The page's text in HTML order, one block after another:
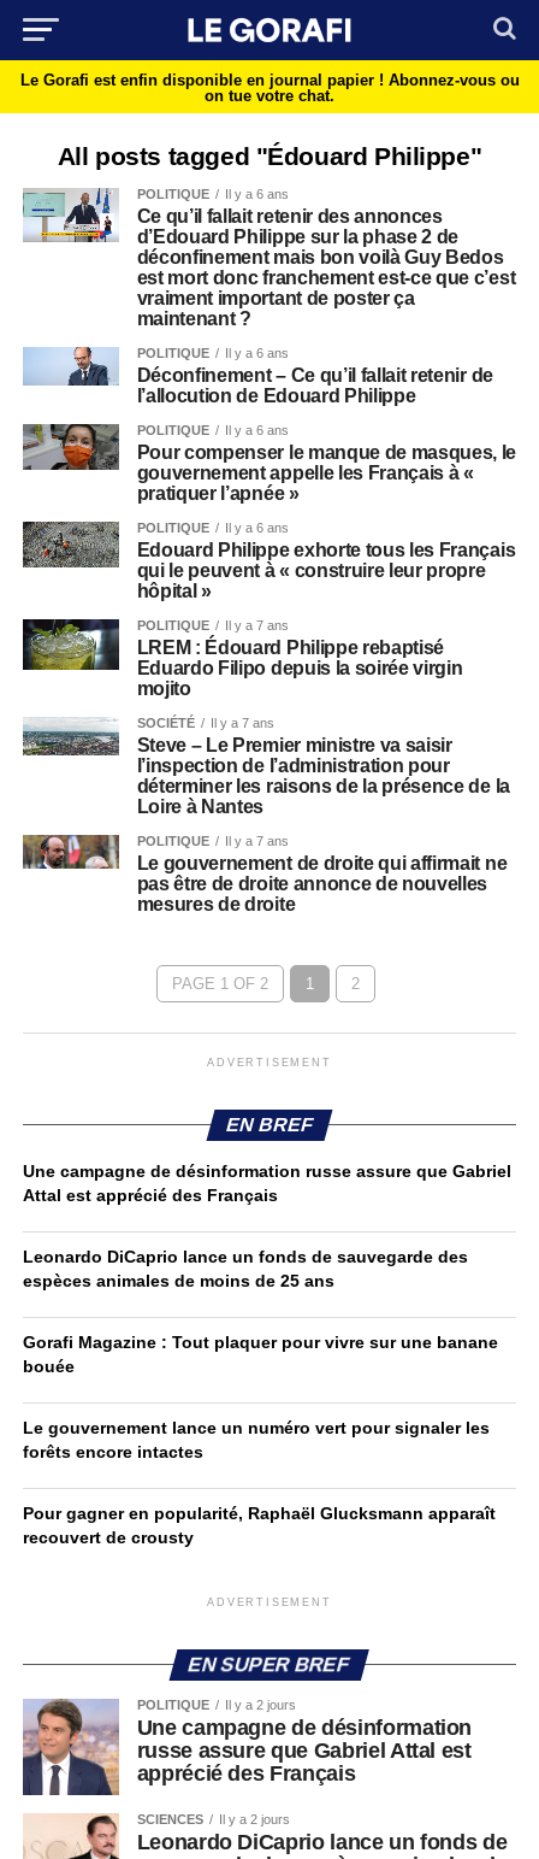
Le Gorafi est enfin disponible en journal papier ! Abonnez-vous ou
on tue votre chat.
All posts tagged "Édouard Philippe"
POLITIQUE Il y a 6 ans
Ce qu’il fallait retenir des annonces
d’Edouard Philippe sur la phase 2 de
déconfinement mais bon voilà Guy Bedos
est mort donc franchement est-ce que c’est
vraiment important de poster ça
maintenant ?
POLITIQUE Il y a 6 ans
Déconfinement – Ce qu’il fallait retenir de
l’allocution de Edouard Philippe
POLITIQUE Il y a 6 ans
Pour compenser le manque de masques, le
gouvernement appelle les Français à «
pratiquer l’apnée »
POLITIQUE Il y a 6 ans
Edouard Philippe exhorte tous les Français
qui le peuvent à « construire leur propre
hôpital »
POLITIQUE Il y a 7 ans
LREM : Édouard Philippe rebaptisé
Eduardo Filipo depuis la soirée virgin
mojito
SOCIÉTÉ Il y a 7 ans
Steve – Le Premier ministre va saisir
l’inspection de l’administration pour
déterminer les raisons de la présence de la
Loire à Nantes
POLITIQUE Il y a 7 ans
Le gouvernement de droite qui affirmait ne
pas être de droite annonce de nouvelles
mesures de droite
PAGE 1 OF 2 1 2
ADVERTISEMENT
EN BREF
Une campagne de désinformation russe assure que Gabriel
Attal est apprécié des Français
Leonardo DiCaprio lance un fonds de sauvegarde des
espèces animales de moins de 25 ans
Gorafi Magazine : Tout plaquer pour vivre sur une banane
bouée
Le gouvernement lance un numéro vert pour signaler les
forêts encore intactes
Pour gagner en popularité, Raphaël Glucksmann apparaît
recouvert de crousty
ADVERTISEMENT
EN SUPER BREF
POLITIQUE Il y a 2 jours
Une campagne de désinformation
russe assure que Gabriel Attal est
apprécié des Français
SCIENCES Il y a 2 jours
Leonardo DiCaprio lance un fonds de